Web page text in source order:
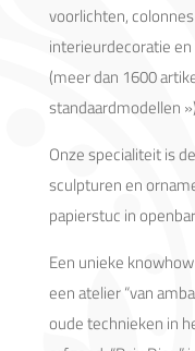
voorlichten,
interieurdecoratie
(meer dan 1600
standaardmodellen
Onze specialiteit is
sculpturen en
papierstuc in
Een unieke
een atelier “van
oude technieken in